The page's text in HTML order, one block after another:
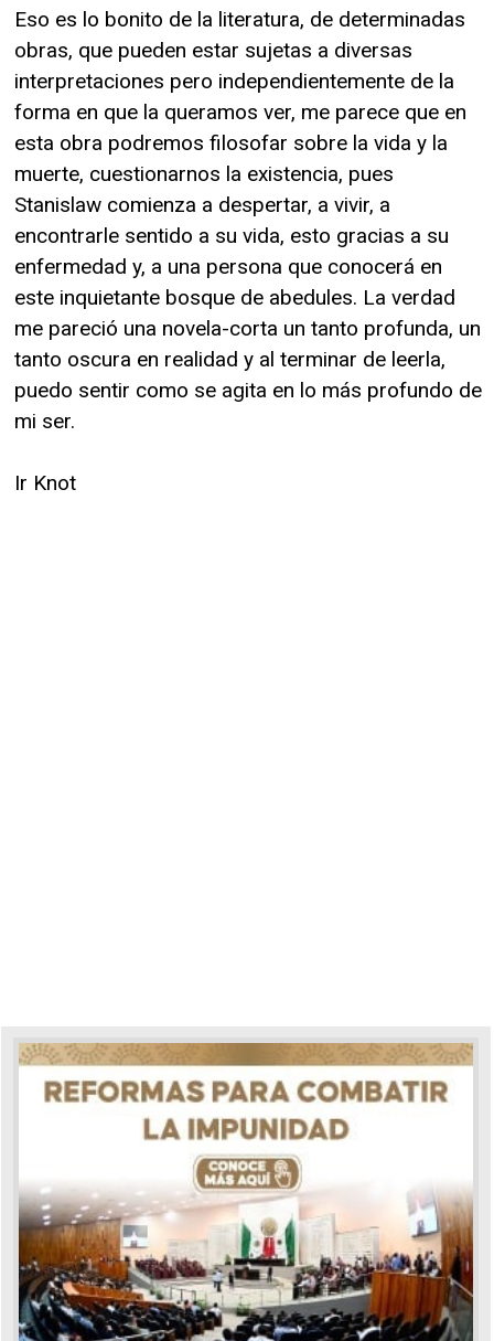
Eso es lo bonito de la literatura, de determinadas
obras, que pueden estar sujetas a diversas
interpretaciones pero independientemente de la
forma en que la queramos ver, me parece que en
esta obra podremos filosofar sobre la vida y la
muerte, cuestionarnos la existencia, pues
Stanislaw comienza a despertar, a vivir, a
encontrarle sentido a su vida, esto gracias a su
enfermedad y, a una persona que conocerá en
este inquietante bosque de abedules. La verdad
me pareció una novela-corta un tanto profunda, un
tanto oscura en realidad y al terminar de leerla,
puedo sentir como se agita en lo más profundo de
mi ser.
Ir Knot